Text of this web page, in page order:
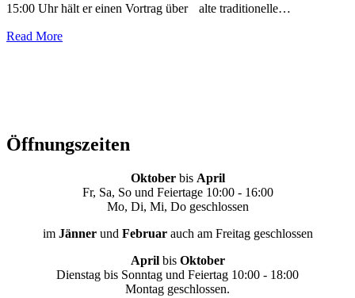
15:00 Uhr hält er einen Vortrag über alte traditionelle…
Read More
Öffnungszeiten
Oktoberbis April
Fr, Sa, So und Feiertage 10:00 - 16:00
Mo, Di, Mi, Do geschlossen
im Jännerund Februar auch am Freitag geschlossen
Aprilbis Oktober
Dienstag bis Sonntag und Feiertag 10:00 - 18:00
Montag geschlossen.